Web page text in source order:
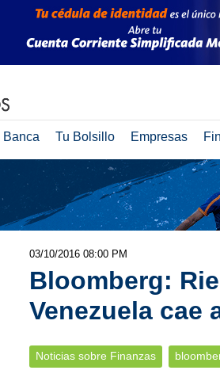
Banca Tu Bolsillo Empresas
03/10/2016 08:00 PM
Bloomberg:
Venezuela cae
Noticias sobre Finanzas